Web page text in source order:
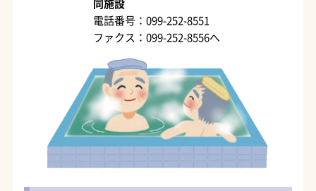
同施設
電話番号：099-252-8551
ファクス：099-252-8556へ